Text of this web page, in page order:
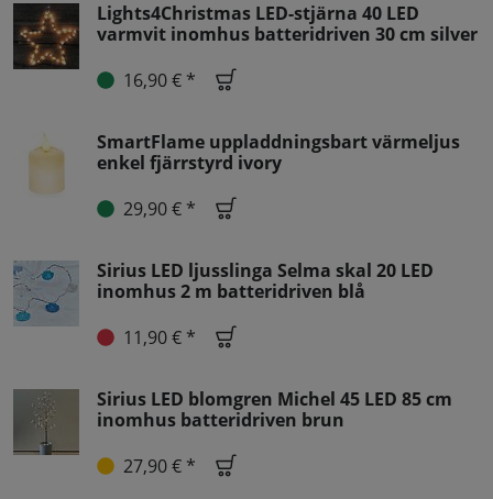
Lights4Christmas LED-stjärna 40 LED
varmvit inomhus batteridriven 30 cm silver
16,90 € *
SmartFlame uppladdningsbart värmeljus
enkel fjärrstyrd ivory
29,90 € *
Sirius LED ljusslinga Selma skal 20 LED
inomhus 2 m batteridriven blå
11,90 € *
Sirius LED blomgren Michel 45 LED 85 cm
inomhus batteridriven brun
27,90 € *